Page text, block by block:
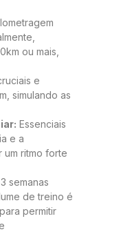
ou mais,
e
simulando as
Essenciais
e a
um ritmo forte
semanas
de treino é
permitir